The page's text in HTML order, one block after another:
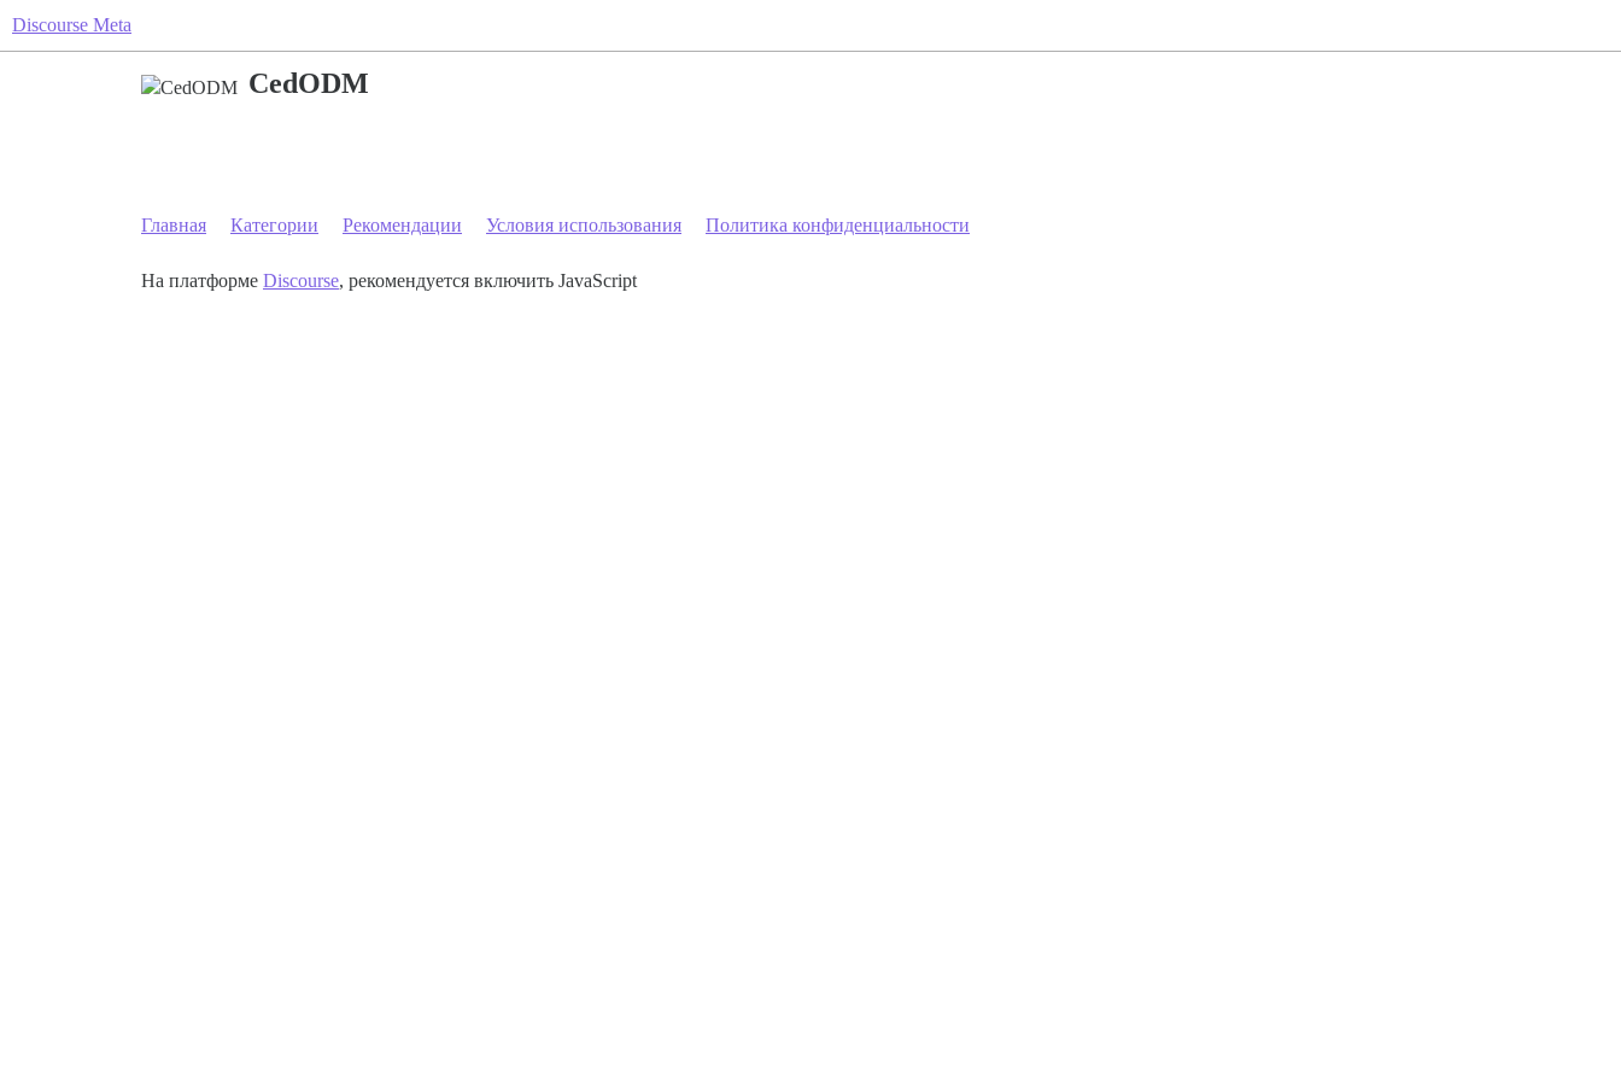
Discourse Meta
CedODM
Главная Категории Рекомендации Условия использования Политика конфиденциальности
На платформе Discourse, рекомендуется включить JavaScript